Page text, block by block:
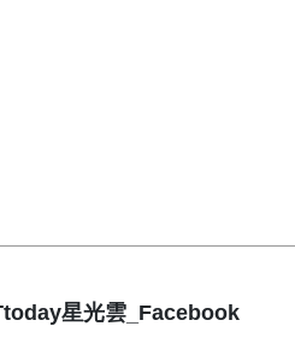
星光雲_Facebook